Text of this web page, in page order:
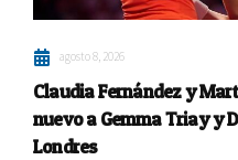
agosto 8, 2026
Claudia Fernández y
nuevo a Gemma Triay y
Londres